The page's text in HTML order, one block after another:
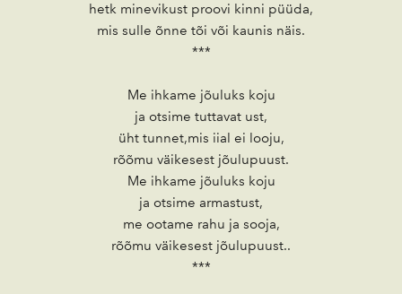
hetk minevikust proovi kinni püüda,
mis sulle õnne tõi või kaunis näis.
***
Me ihkame jõuluks koju
ja otsime tuttavat ust,
üht tunnet,mis iial ei looju,
rõõmu väikesest jõulupuust.
Me ihkame jõuluks koju
ja otsime armastust,
me ootame rahu ja sooja,
rõõmu väikesest jõulupuust..
***